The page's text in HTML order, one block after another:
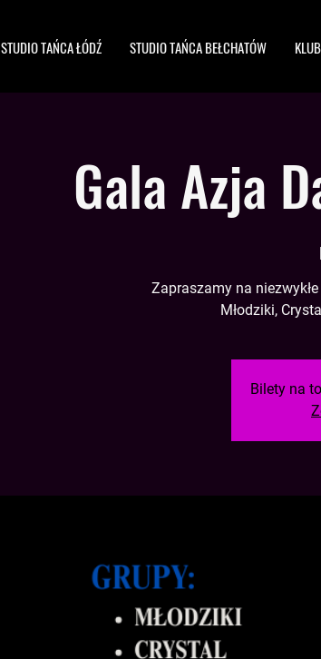
STUDIO TAŃCA ŁÓDŹ STUDIO TAŃCA BEŁCHATÓW
Gala Azja
Zapraszamy na
Młodziki,
Bilety na